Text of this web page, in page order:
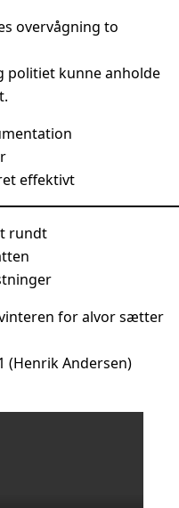
overvågning to
politiet kunne anholde
effektivt
rundt
for alvor sætter
(Henrik Andersen)